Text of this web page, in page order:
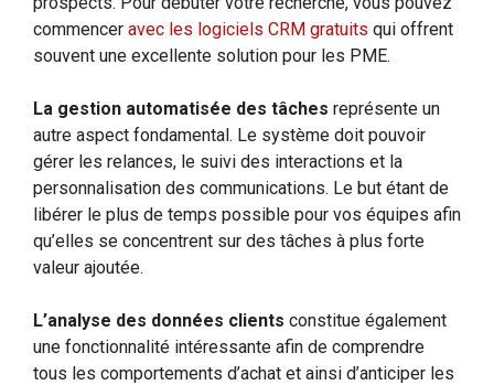
commencer avec les logiciels CRM gratuits qui offrent
souvent une excellente solution pour les PME.
La gestion automatisée des tâches représente un
autre aspect fondamental. Le système doit pouvoir
gérer les relances, le suivi des interactions et la
personnalisation des communications. Le but étant de
libérer le plus de temps possible pour vos équipes afin
qu’elles se concentrent sur des tâches à plus forte
valeur ajoutée.
L’analyse des données clients constitue également
une fonctionnalité intéressante afin de comprendre
tous les comportements d’achat et ainsi d’anticiper les